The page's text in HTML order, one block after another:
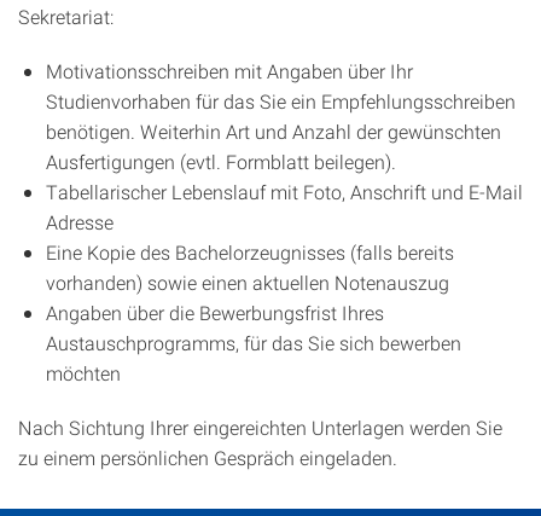
Sekretariat:
Motivationsschreiben mit Angaben über Ihr
Studienvorhaben für das Sie ein Empfehlungsschreiben
benötigen. Weiterhin Art und Anzahl der gewünschten
Ausfertigungen (evtl. Formblatt beilegen).
Tabellarischer Lebenslauf mit Foto, Anschrift und E-Mail
Adresse
Eine Kopie des Bachelorzeugnisses (falls bereits
vorhanden) sowie einen aktuellen Notenauszug
Angaben über die Bewerbungsfrist Ihres
Austauschprogramms, für das Sie sich bewerben
möchten
Nach Sichtung Ihrer eingereichten Unterlagen werden Sie
zu einem persönlichen Gespräch eingeladen.